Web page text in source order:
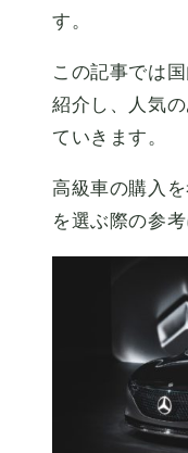
す。
この記事では
紹介し、人気
ていきます。
高級車の購入
を選ぶ際の参